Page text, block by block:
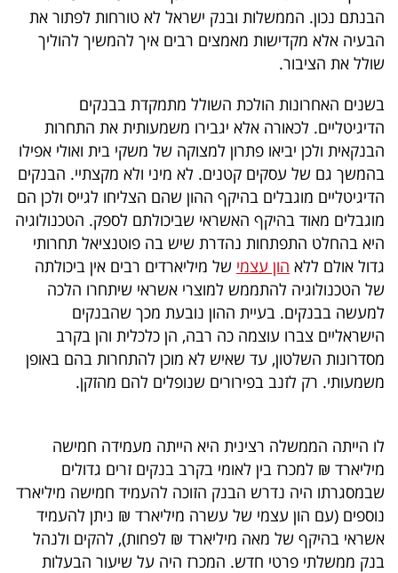
הבנתם נכון. הממשלות ובנק ישראל לא טורחות לפתור את
הבעיה אלא מקדישות מאמצים רבים איך להמשיך להוליך
שולל את הציבור.
בשנים האחרונות הולכת השולל מתמקדת בבנקים
הדיגיטליים. לכאורה אלא יגבירו משמעותית את התחרות
הבנקאית ולכן יביאו פתרון למצוקה של משקי בית ואולי אפילו
בהמשך גם של עסקים קטנים. לא מיני ולא מקצתיי. הבנקים
הדיגיטליים מוגבלים בהיקף ההון שהם הצליחו לגייס ולכן הם
מוגבלים מאוד בהיקף האשראי שביכולתם לספק. הטכנולוגיה
היא בהחלט התפתחות נהדרת שיש בה פוטנציאל תחרותי
גדול אולם ללא הון עצמי של מיליארדים רבים אין ביכולתה
של הטכנולוגיה להתממש למוצרי אשראי שיתחרו הלכה
למעשה בבנקים. בעיית ההון נובעת מכך שהבנקים
הישראליים צברו עוצמה כה רבה, הן כלכלית והן בקרב
מסדרונות השלטון, עד שאיש לא מוכן להתחרות בהם באופן
משמעותי. רק לזנב בפירורים שנופלים להם מהזקן.
לו הייתה הממשלה רצינית היא הייתה מעמידה חמישה
מיליארד ₪ למכרז בין לאומי בקרב בנקים זרים גדולים
שבמסגרתו היה נדרש הבנק הזוכה להעמיד חמישה מיליארד
נוספים (עם הון עצמי של עשרה מיליארד ₪ ניתן להעמיד
אשראי בהיקף של מאה מיליארד ₪ לפחות), להקים ולנהל
בנק ממשלתי פרטי חדש. המכרז היה על שיעור הבעלות